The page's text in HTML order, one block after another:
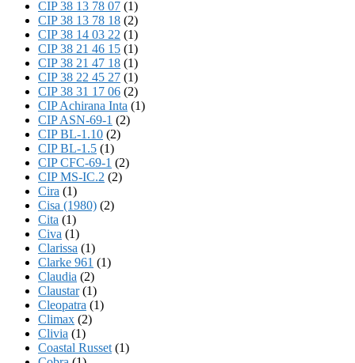
CIP 38 13 78 07 (1)
CIP 38 13 78 18 (2)
CIP 38 14 03 22 (1)
CIP 38 21 46 15 (1)
CIP 38 21 47 18 (1)
CIP 38 22 45 27 (1)
CIP 38 31 17 06 (2)
CIP Achirana Inta (1)
CIP ASN-69-1 (2)
CIP BL-1.10 (2)
CIP BL-1.5 (1)
CIP CFC-69-1 (2)
CIP MS-IC.2 (2)
Cira (1)
Cisa (1980) (2)
Cita (1)
Civa (1)
Clarissa (1)
Clarke 961 (1)
Claudia (2)
Claustar(1)
Cleopatra (1)
Climax (2)
Clivia (1)
Coastal Russet (1)